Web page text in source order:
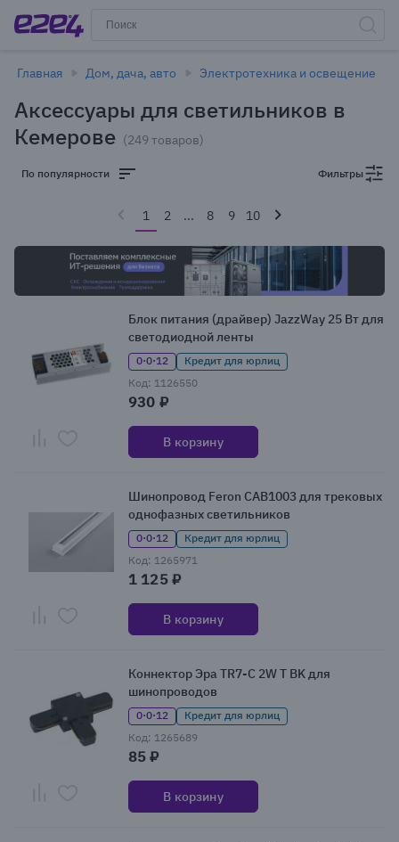
Главная Дом, дача, авто Электротехника и освещение
Аксессуары для светильников в
Кемерове (249 товаров)
По популярности Фильтры
1 2 ... 8 9 10
Блок питания (драйвер) JazzWay 25 Вт для
светодиодной ленты
0·0·12
Кредит для юрлиц
Код: 1126550
930 ₽
В корзину
Шинопровод Feron CAB1003 для трековых
однофазных светильников
0·0·12
Кредит для юрлиц
Код: 1265971
1 125 ₽
В корзину
Коннектор Эра TR7-C 2W T BK для
шинопроводов
0·0·12
Кредит для юрлиц
Код: 1265689
85 ₽
В корзину